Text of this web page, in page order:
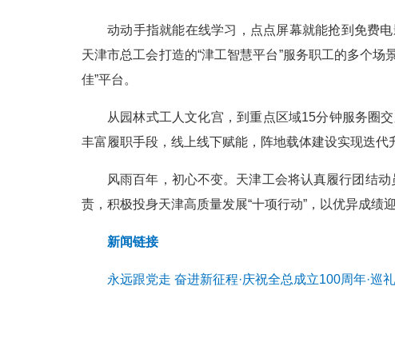
动动手指就能在线学习，点点屏幕就能抢到免费
天津市总工会打造的“津工智慧平台”服务职工的多个
佳”平台。
从园林式工人文化宫，到重点区域15分钟服务圈
丰富履职手段，线上线下赋能，阵地载体建设实现迭代
风雨百年，初心不变。天津工会将认真履行团结
责，积极投身天津高质量发展“十项行动”，以优异成绩
新闻链接
永远跟党走 奋进新征程·庆祝全总成立100周年·巡